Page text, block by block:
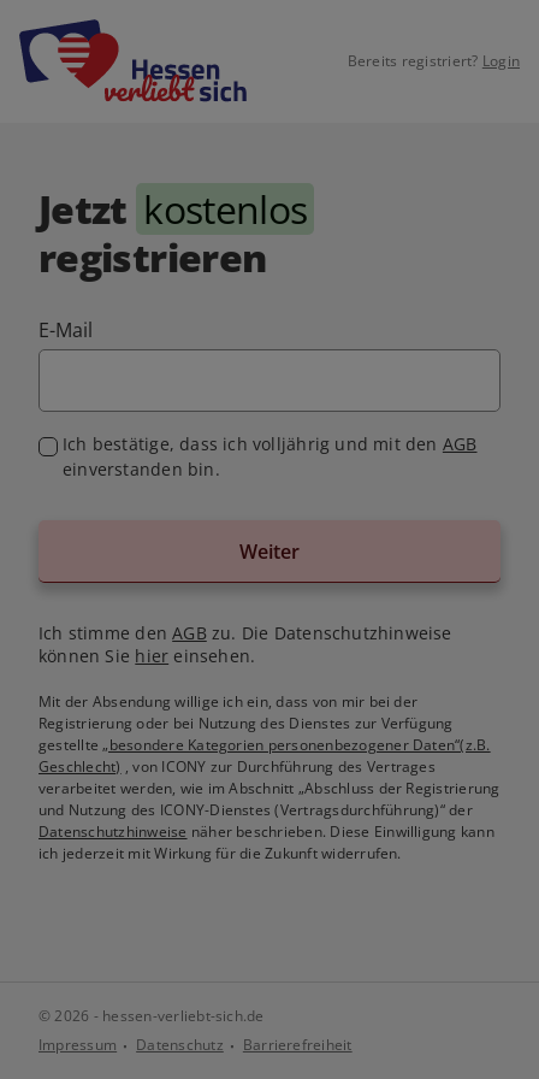
Bereits registriert? Login
Jetzt kostenlos
registrieren
E-Mail
Ich bestätige, dass ich volljährig und mit den AGB
einverstanden bin.
Weiter
Ich stimme denAGB zu. Die Datenschutzhinweise
können Sie hier einsehen.
Mit der Absendung willige ich ein, dass von mir bei der
Registrierung oder bei Nutzung des Dienstes zur Verfügung
gestellte„besondere Kategorien personenbezogener Daten“(z.B.
Geschlecht) , von ICONY zur Durchführung des Vertrages
verarbeitet werden, wie im Abschnitt „Abschluss der Registrierung
und Nutzung des ICONY-Dienstes (Vertragsdurchführung)“ der
Datenschutzhinweise näher beschrieben. Diese Einwilligung kann
ich jederzeit mit Wirkung für die Zukunft widerrufen.
© 2026 - hessen-verliebt-sich.de
Impressum
Datenschutz Barrierefreiheit